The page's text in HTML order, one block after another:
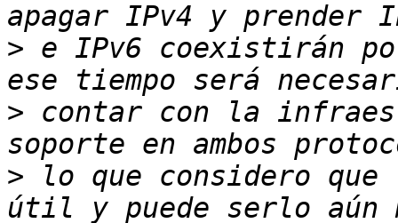
> e IPv6 coexistirán
> contar con la
> lo que considero